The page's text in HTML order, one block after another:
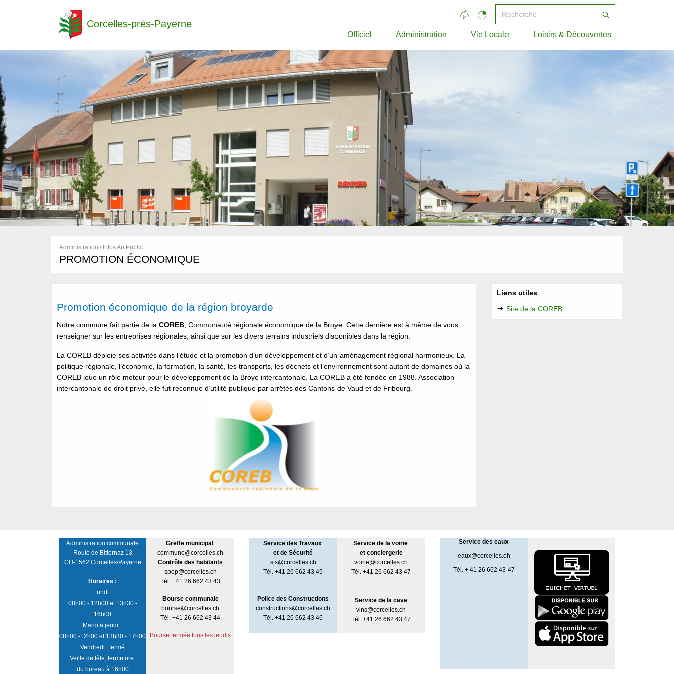
Corcelles-près-Payerne
Officiel Administration Vie Locale Loisirs & Découvertes
Administration / Infos Au Public
PROMOTION ÉCONOMIQUE
Promotion économique de la région broyarde
Notre commune fait partie de la COREB , Communauté régionale économique de la Broye. Cette dernière est à même de vous
renseigner sur les entreprises régionales, ainsi que sur les divers terrains industriels disponibles dans la région.
La COREB déploie ses activités dans l’étude et la promotion d’un développement et d’un aménagement régional harmonieux. La
politique régionale, l’économie, la formation, la santé, les transports, les déchets et l’environnement sont autant de domaines où la
COREB joue un rôle moteur pour le développement de la Broye intercantonale. La COREB a été fondée en 1988. Association
intercantonale de droit privé, elle fut reconnue d’utilité publique par arrêtés des Cantons de Vaud et de Fribourg.
Liens utiles
Site de la COREB
Administration communale
Route de Bitternaz 13
CH-1562 Corcelles/Payerne
Horaires :
Lundi :
08h00 - 12h00 et 13h30 -
16h00
Mardi à jeudi :
08h00 -12h00 et 13h30 - 17h00
Vendredi : fermé
Veille de fête, fermeture
du bureau à 16h00
Greffe municipal
commune@corcelles.ch
Contrôle des habitants
spop@corcelles.ch
Tél. +41 26 662 43 43
Bourse communale
bourse@corcelles.ch
Tél. +41 26 662 43 44
Bourse fermée tous les jeudis
Service des Travaux
et de Sécurité
sts@corcelles.ch
Tél. +41 26 662 43 45
Police des Constructions
constructions@corcelles.ch
Tél. +41 26 662 43 46
Service de la voirie
et conciergerie
voirie@corcelles.ch
Tél. +41 26 662 43 47
Service de la cave
vins@corcelles.ch
Tél. +41 26 662 43 47
Service des eaux
eaux@corcelles.ch
Tél. + 41 26 662 43 47